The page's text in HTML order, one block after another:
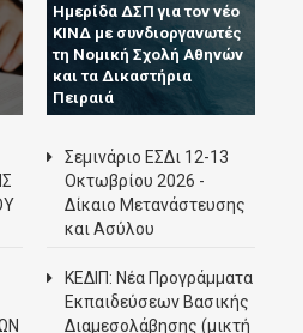
Ημερίδα ΔΣΠ για τον νέο
ΚΙΝΔ με συνδιοργανωτές
τη Νομική Σχολή Αθηνών
και τα Δικαστήρια
Πειραιά
Σεμινάριο ΕΣΔι 12-13
Οκτωβρίου 2026 -
Δίκαιο Μετανάστευσης
και Ασύλου
ΚΕΔΙΠ: Νέα Προγράμματα
Εκπαιδεύσεων Βασικής
Διαμεσολάβησης (μικτή